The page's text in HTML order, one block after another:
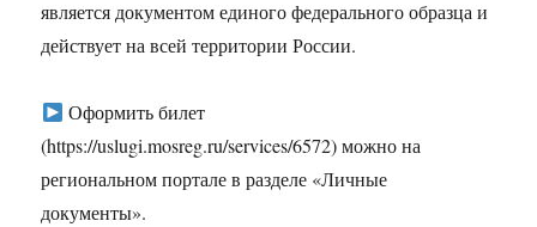
является документом единого федерального образца и
действует на всей территории России.
Оформить билет
(https://uslugi.mosreg.ru/services/6572) можно на
региональном портале в разделе «Личные
документы».